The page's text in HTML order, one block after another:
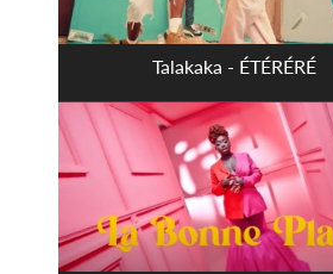
Talakaka - ÉTÉRÉRÉ